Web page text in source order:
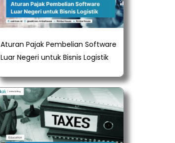
Aturan Pajak Pembelian Software
Luar Negeri untuk Bisnis Logistik